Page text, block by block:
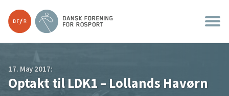
17. May 2017:
Optakt til LDK1 – Lollands Havørn